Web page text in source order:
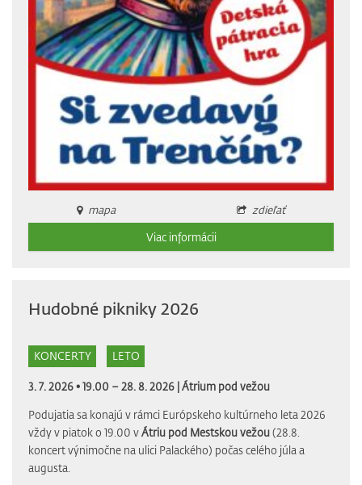
mapa
zdieľať
Viac informácii
Hudobné pikniky 2026
KONCERTY LETO
3. 7. 2026 • 19.00 – 28. 8. 2026 |Átrium pod vežou
Podujatia sa konajú v rámci Európskeho kultúrneho leta 2026
vždy v piatok o 19.00 vÁtriu pod Mestskou vežou(28.8.
koncert výnimočne na ulici Palackého) počas celého júla a
augusta.